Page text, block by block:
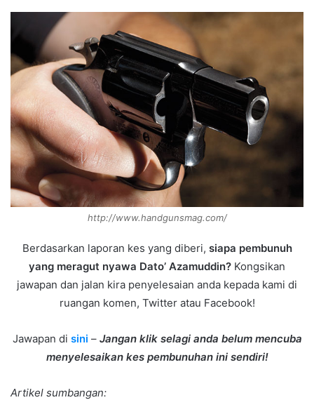
http://www.handgunsmag.com/
Berdasarkan laporan kes yang diberi, siapa pembunuh
yang meragut nyawa Dato’ Azamuddin? Kongsikan
jawapan dan jalan kira penyelesaian anda kepada kami di
ruangan komen, Twitter atau Facebook!
Jawapan di sini – Jangan klik selagi anda belum mencuba
menyelesaikan kes pembunuhan ini sendiri!
Artikel sumbangan: